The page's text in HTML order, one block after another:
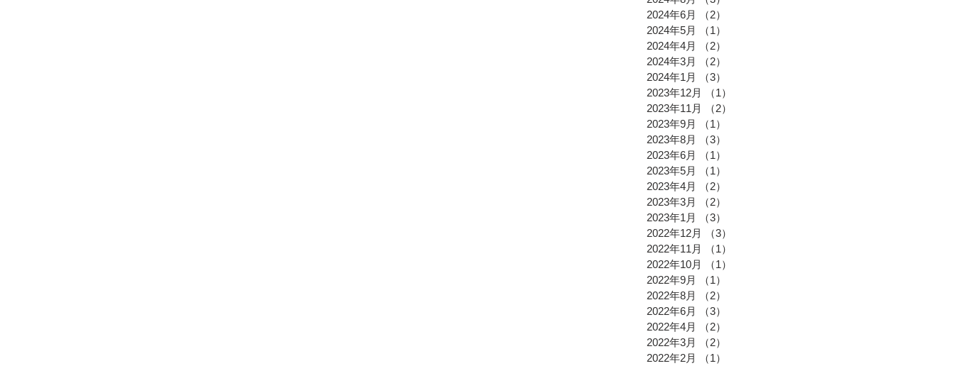
2024年6月
（2）
2024年5月
（1）
2024年4月
（2）
2024年3月
（2）
2024年1月
（3）
2023年12月
（1）
2023年11月
（2）
2023年9月
（1）
2023年8月
（3）
2023年6月
（1）
2023年5月
（1）
2023年4月
（2）
2023年3月
（2）
2023年1月
（3）
2022年12月
（3）
2022年11月
（1）
2022年10月
（1）
2022年9月
（1）
2022年8月
（2）
2022年6月
（3）
2022年4月
（2）
2022年3月
（2）
2022年2月
（1）